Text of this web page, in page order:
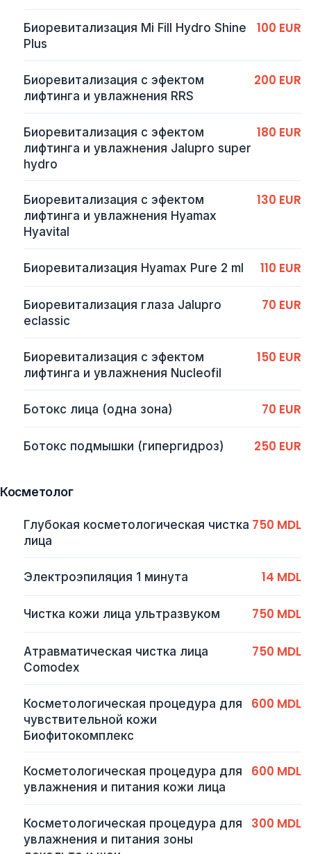
Биоревитализация Mi Fill Hydro Shine
Plus
100 EUR
Биоревитализация с эфектом
лифтинга и увлажнения RRS
200 EUR
Биоревитализация с эфектом
лифтинга и увлажнения Jalupro super
hydro
180 EUR
Биоревитализация с эфектом
лифтинга и увлажнения Hyamax
Hyavital
130 EUR
Биоревитализация Hyamax Pure 2 ml 110 EUR
Биоревитализация глаза Jalupro
eclassic
70 EUR
Биоревитализация с эфектом
лифтинга и увлажнения Nucleofil
150 EUR
Ботокс лица (одна зона) 70 EUR
Ботокс подмышки (гипергидроз) 250 EUR
Косметолог
Глубокая косметологическая чистка
лица
750 MDL
Электроэпиляция 1 минута 14 MDL
Чистка кожи лица ультразвуком 750 MDL
Атравматическая чистка лица
Comodex
750 MDL
Косметологическая процедура для
чувствительной кожи
Биофитокомплекс
600 MDL
Косметологическая процедура для
увлажнения и питания кожи лица
600 MDL
Косметологическая процедура для
увлажнения и питания зоны
300 MDL